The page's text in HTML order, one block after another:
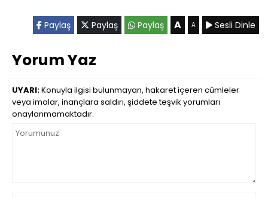
Paylaş Paylaş Paylaş A A Sesli Dinle
Yorum Yaz
UYARI:Konuyla ilgisi bulunmayan, hakaret içeren cümleler
veya imalar, inançlara saldırı, şiddete teşvik yorumları
onaylanmamaktadır.